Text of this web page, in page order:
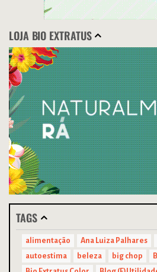
LOJA BIO EXTRATUS
TAGS
alimentação Ana Luiza Palhares
autoestima
beleza big chop